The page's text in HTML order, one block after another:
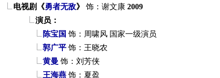
电视剧《勇者无敌》 饰：谢文康 2009
演员：
陈宝国 饰：周啸风 国家一级演员
郭广平 饰：王晓农
黄曼 饰：刘芳侠
王海燕 饰：夏盈